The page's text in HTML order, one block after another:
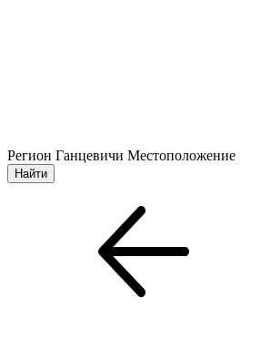
Регион Ганцевичи Местоположение